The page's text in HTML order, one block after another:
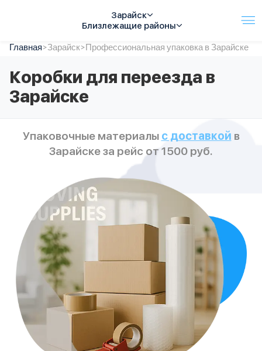
Зарайск
Близлежащие районы
Услуги
Автопарк
Тарифы
Акции
Контакты
Спецтехника
Главная>Зарайск>Профессиональная упаковка в Зарайске
Коробки для переезда в
Зарайске
Упаковочные материалы с доставкой в
Зарайске за рейс от 1500 руб.